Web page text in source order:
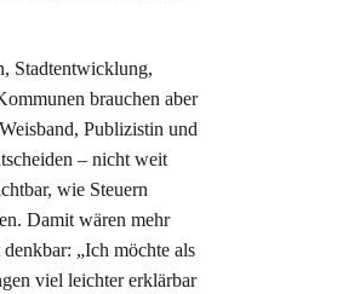
Stadtentwicklung,
brauchen aber
Publizistin und
– nicht weit
wie Steuern
Damit wären mehr
„Ich möchte als
viel leichter erklärbar